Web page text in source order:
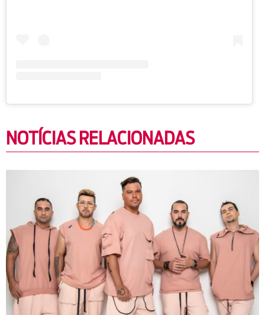
NOTÍCIAS RELACIONADAS